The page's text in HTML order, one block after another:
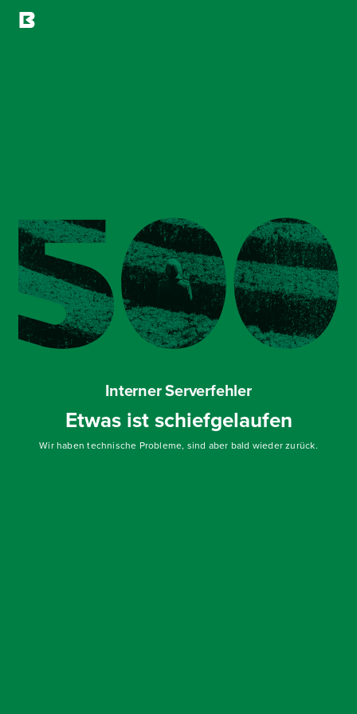
Interner Serverfehler
Etwas ist schiefgelaufen
Wir haben technische Probleme, sind aber bald wieder zurück.